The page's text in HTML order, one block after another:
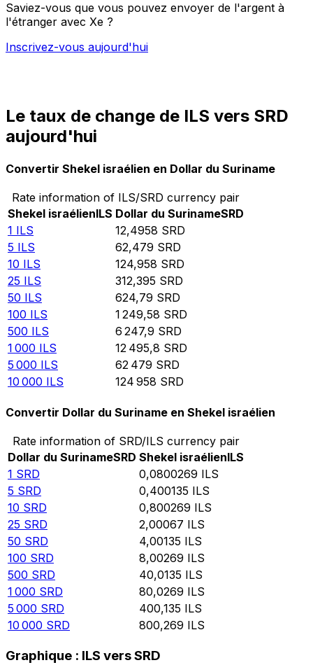
Saviez-vous que vous pouvez envoyer de l'argent à
l'étranger avec Xe ?
Inscrivez-vous aujourd'hui
Le taux de change de ILS vers SRD
aujourd'hui
Convertir Shekel israélien en Dollar du Suriname
Rate information of ILS/SRD currency pair
Shekel israélienILS Dollar du SurinameSRD
1 ILS 12,4958 SRD
5 ILS 62,479 SRD
10 ILS 124,958 SRD
25 ILS 312,395 SRD
50 ILS 624,79 SRD
100 ILS 1 249,58 SRD
500 ILS 6 247,9 SRD
1 000 ILS 12 495,8 SRD
5 000 ILS 62 479 SRD
10 000 ILS 124 958 SRD
Convertir Dollar du Suriname en Shekel israélien
Rate information of SRD/ILS currency pair
Dollar du SurinameSRD Shekel israélienILS
1 SRD 0,0800269 ILS
5 SRD 0,400135 ILS
10 SRD 0,800269 ILS
25 SRD 2,00067 ILS
50 SRD 4,00135 ILS
100 SRD 8,00269 ILS
500 SRD 40,0135 ILS
1 000 SRD 80,0269 ILS
5 000 SRD 400,135 ILS
10 000 SRD 800,269 ILS
Graphique : ILS vers SRD